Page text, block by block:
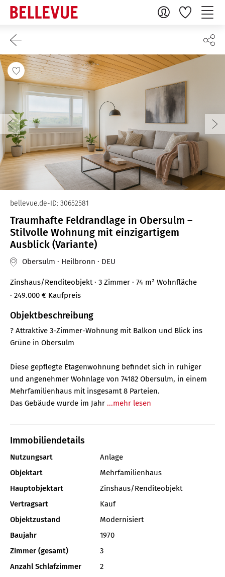
bellevue.de-ID: 30652581
Traumhafte Feldrandlage in Obersulm –
Stilvolle Wohnung mit einzigartigem
Ausblick (Variante)
Obersulm · Heilbronn · DEU
Zinshaus/Renditeobjekt · 3 Zimmer · 74 m² Wohnfläche
· 249.000 € Kaufpreis
Objektbeschreibung
? Attraktive 3-Zimmer-Wohnung mit Balkon und Blick ins
Grüne in Obersulm
Diese gepflegte Etagenwohnung befindet sich in ruhiger
und angenehmer Wohnlage von 74182 Obersulm, in einem
Mehrfamilienhaus mit insgesamt 8 Parteien.
Das Gebäude wurde im Jahr ...mehr lesen
Immobiliendetails
Nutzungsart
Anlage
Objektart
Mehrfamilienhaus
Hauptobjektart
Zinshaus/Renditeobjekt
Vertragsart
Kauf
Objektzustand
Modernisiert
Baujahr
1970
Zimmer (gesamt)
3
Anzahl Schlafzimmer
2